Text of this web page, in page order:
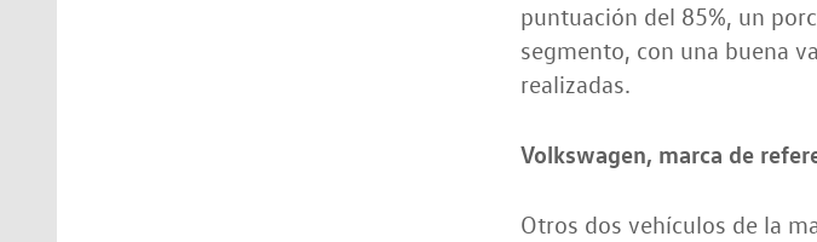
puntuación del 85%, un
segmento, con una buena
realizadas.
Volkswagen, marca de
Otros dos vehículos de la